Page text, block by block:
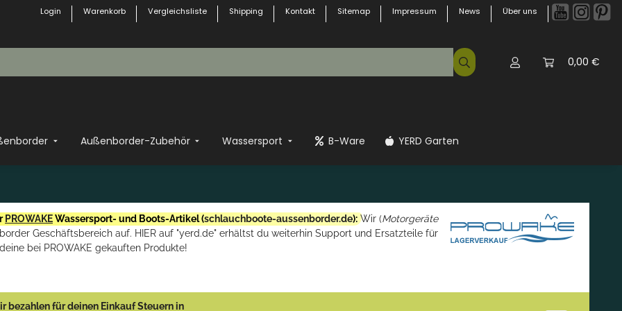
Login Warenkorb Vergleichsliste Shipping Kontakt Sitemap Impressum News Über uns
0,00 €
Außenborder-Zubehör Wassersport B-Ware YERD Garten
PROWAKEWassersport- und Boots-Artikel (schlauchboote-aussenborder.de): Wir (Motorgeräte
Geschäftsbereich auf. HIER auf "yerd.de" erhältst du weiterhin Support und Ersatzteile für
deine bei PROWAKE gekauften Produkte!
bezahlen für deinen Einkauf Steuern in